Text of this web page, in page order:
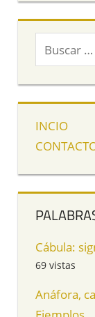
INCIO
Cábula:
69 vistas
Anáfora,